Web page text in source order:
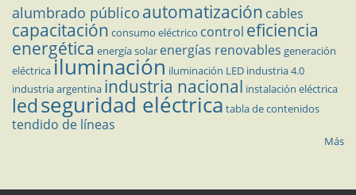
alumbrado público automatización cables
capacitación consumo eléctrico control eficiencia
energética energía solar energías renovables generación
eléctricailuminación iluminación LED industria 4.0
industria argentina industria nacional instalación eléctrica
ledseguridad eléctrica tabla de contenidos
tendido de líneas
Más